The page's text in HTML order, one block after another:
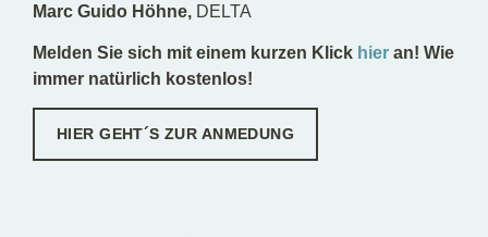
Marc Guido Höhne, DELTA
Melden Sie sich mit einem kurzen Klick hier an! Wie
immer natürlich kostenlos!
HIER GEHT´S ZUR ANMEDUNG